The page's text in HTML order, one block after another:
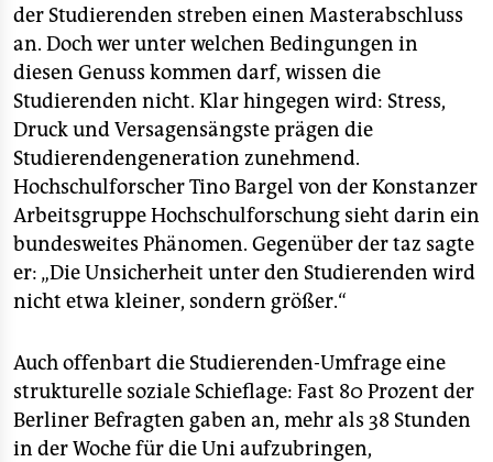
der Studierenden streben einen Masterabschluss
an. Doch wer unter welchen Bedingungen in
diesen Genuss kommen darf, wissen die
Studierenden nicht. Klar hingegen wird: Stress,
Druck und Versagensängste prägen die
Studierendengeneration zunehmend.
Hochschulforscher Tino Bargel von der Konstanzer
Arbeitsgruppe Hochschulforschung sieht darin ein
bundesweites Phänomen. Gegenüber der taz sagte
er: „Die Unsicherheit unter den Studierenden wird
nicht etwa kleiner, sondern größer.“
Auch offenbart die Studierenden-Umfrage eine
strukturelle soziale Schieflage: Fast 80 Prozent der
Berliner Befragten gaben an, mehr als 38 Stunden
in der Woche für die Uni aufzubringen,